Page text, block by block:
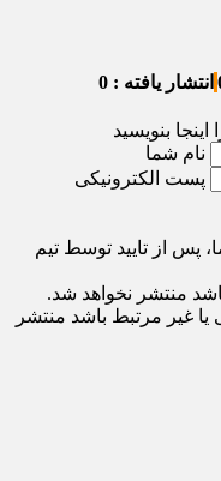
انتشار یافته : 0
اینجا بنویسید
نام شما
پست الکترونیکی
پس از تایید توسط تیم
منتشر نخواهد شد.
یا غیر مرتبط باشد منتشر